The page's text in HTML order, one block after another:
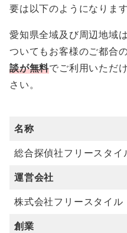
要は以下のようになります
愛知県全域及び周辺地域は
ついてもお客様のご都合
談が無料でご利用いただ
さい。
名称
総合探偵社フリースタイ
運営会社
株式会社フリースタイル
創業